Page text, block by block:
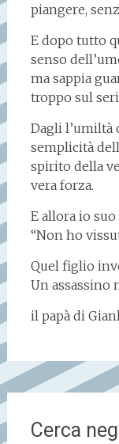
piangere,
E dopo tutto
senso
ma sappia
troppo sul
Dagli l’umiltà
semplicità
spirito della
vera forza.
E allora io
“Non ho
Quel figlio
Un assassino
il papà di
Cerca